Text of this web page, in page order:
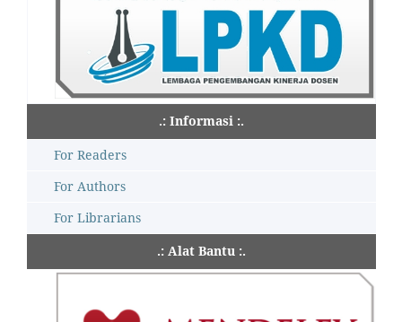
.: Informasi :.
For Readers
For Authors
For Librarians
.: Alat Bantu :.